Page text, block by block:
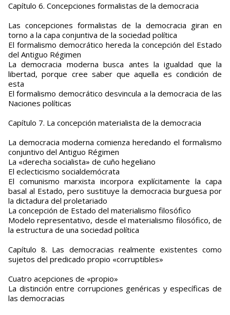
Capítulo 6. Concepciones formalistas de la democracia
Las concepciones formalistas de la democracia giran en
torno a la capa conjuntiva de la sociedad política
El formalismo democrático hereda la concepción del Estado
del Antiguo Régimen
La democracia moderna busca antes la igualdad que la
libertad, porque cree saber que aquella es condición de
esta
El formalismo democrático desvincula a la democracia de las
Naciones políticas
Capítulo 7. La concepción materialista de la democracia
La democracia moderna comienza heredando el formalismo
conjuntivo del Antiguo Régimen
La «derecha socialista» de cuño hegeliano
El eclecticismo socialdemócrata
El comunismo marxista incorpora explícitamente la capa
basal al Estado, pero sustituye la democracia burguesa por
la dictadura del proletariado
La concepción de Estado del materialismo filosófico
Modelo representativo, desde el materialismo filosófico, de
la estructura de una sociedad política
Capítulo 8. Las democracias realmente existentes como
sujetos del predicado propio «corruptibles»
Cuatro acepciones de «propio»
La distinción entre corrupciones genéricas y específicas de
las democracias